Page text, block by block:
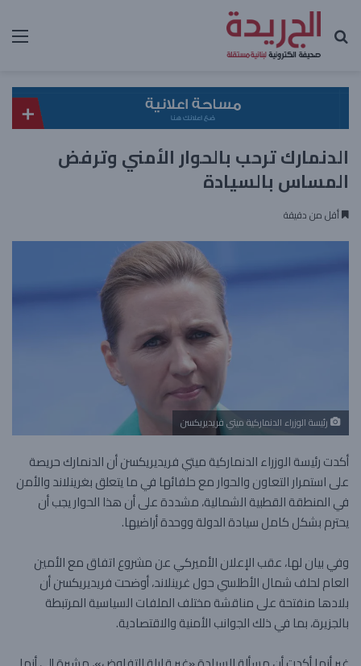
بحث عن
الدنمارك ترحب بالحوار الأمني وترفض
المساس بالسيادة
أقل من دقيقة
رئيسة الوزراء الدنماركية ميتي فريديريكسن
أكدت رئيسة الوزراء الدنماركية ميتي فريديريكسن أن الدنمارك حريصة
على استمرار التعاون والحوار مع حلفائها في ما يتعلق بغرينلاند والأمن
في المنطقة القطبية الشمالية، مشددة على أن هذا الحوار يجب أن
يحترم بشكل كامل سيادة الدولة ووحدة أراضيها.
وفي بيان لها، عقب الإعلان الأميركي عن مشروع اتفاق مع الأمين
العام لحلف شمال الأطلسي حول غرينلاند، أوضحت فريديريكسن أن
بلادها منفتحة على مناقشة مختلف الملفات السياسية المرتبطة
بالجزيرة، بما في ذلك الجوانب الأمنية والاقتصادية.